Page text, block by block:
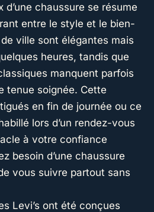
chaussure se résume
entre le style et le bien-
ville sont élégantes mais
heures, tandis que
manquent parfois
tenue soignée. Cette
en fin de journée ou ce
lors d’un rendez-vous
à votre confiance
besoin d’une chaussure
vous suivre partout sans
Levi’s ont été conçues